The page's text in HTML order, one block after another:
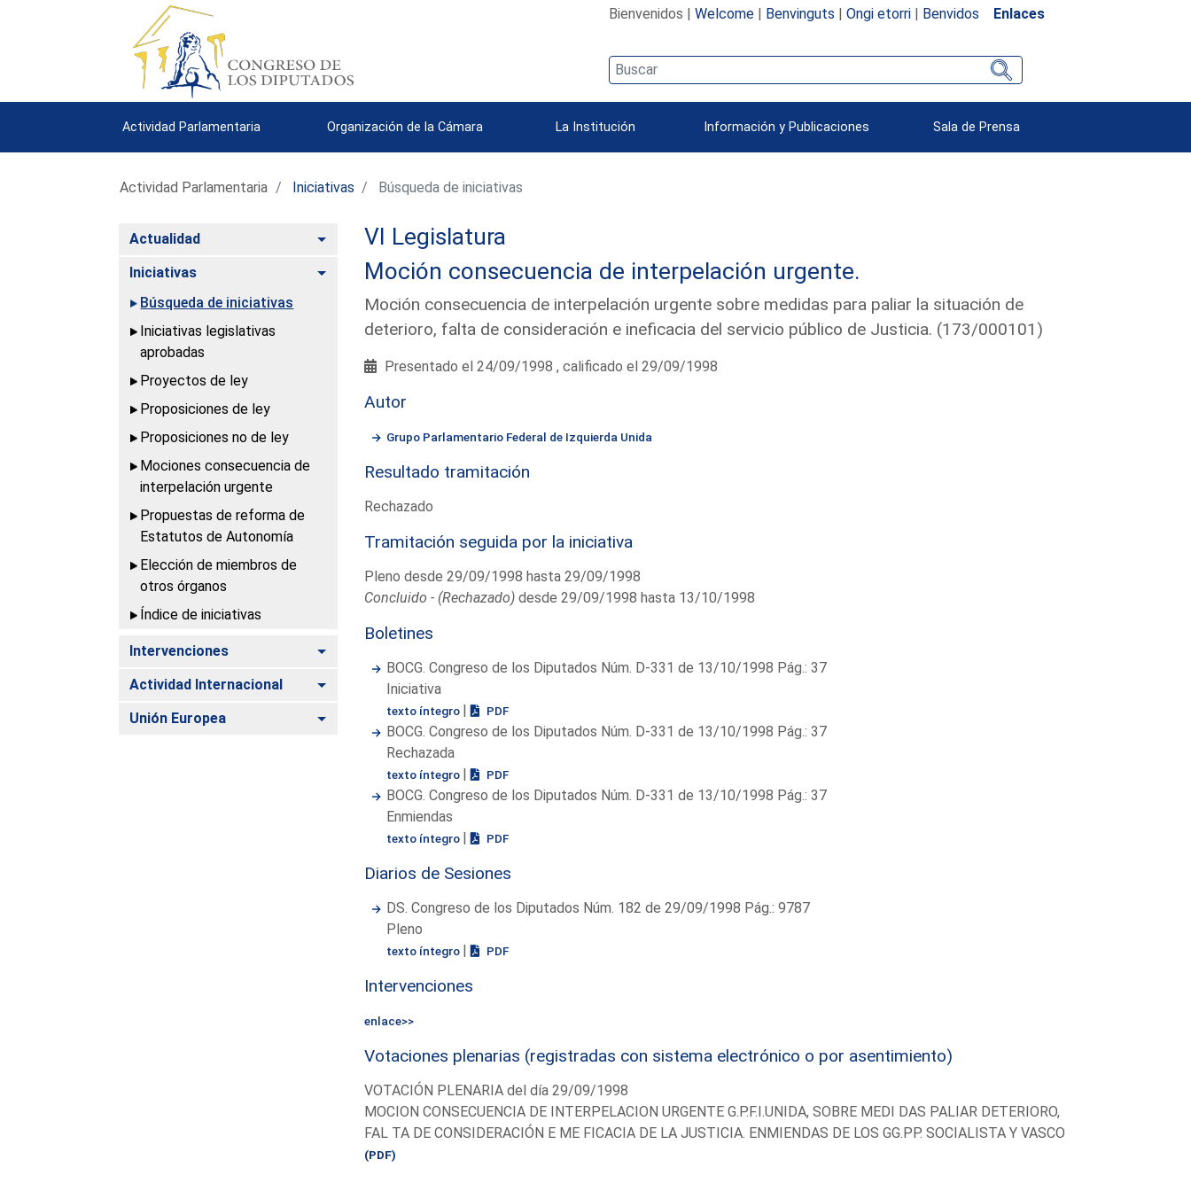
Bienvenidos | Welcome| Benvinguts | Ongi etorri| Benvidos Enlaces
Actividad Parlamentaria Organización de la Cámara La Institución Información y Publicaciones Sala de Prensa
Actividad Parlamentaria Iniciativas Búsqueda de iniciativas
Actualidad Alternar
Iniciativas
Alternar
Búsqueda de iniciativas
Iniciativas legislativas
aprobadas
Proyectos de ley
Proposiciones de ley
Proposiciones no de ley
Mociones consecuencia de
interpelación urgente
Propuestas de reforma de
Estatutos de Autonomía
Elección de miembros de
otros órganos
Índice de iniciativas
Intervenciones Alternar
Actividad Internacional Alternar
Unión Europea Alternar
VI Legislatura
Moción consecuencia de interpelación urgente.
Moción consecuencia de interpelación urgente sobre medidas para paliar la situación de
deterioro, falta de consideración e ineficacia del servicio público de Justicia. (173/000101)
Presentado el 24/09/1998 , calificado el 29/09/1998
Autor
Grupo Parlamentario Federal de Izquierda Unida
Resultado tramitación
Rechazado
Tramitación seguida por la iniciativa
Pleno desde 29/09/1998 hasta 29/09/1998
Concluido - (Rechazado)desde 29/09/1998 hasta 13/10/1998
Boletines
BOCG. Congreso de los Diputados Núm. D-331 de 13/10/1998 Pág.: 37
Iniciativa
texto íntegro | PDF
BOCG. Congreso de los Diputados Núm. D-331 de 13/10/1998 Pág.: 37
Rechazada
texto íntegro | PDF
BOCG. Congreso de los Diputados Núm. D-331 de 13/10/1998 Pág.: 37
Enmiendas
texto íntegro | PDF
Diarios de Sesiones
DS. Congreso de los Diputados Núm. 182 de 29/09/1998 Pág.: 9787
Pleno
texto íntegro | PDF
Intervenciones
enlace>>
Votaciones plenarias (registradas con sistema electrónico o por asentimiento)
VOTACIÓN PLENARIA del día 29/09/1998
MOCION CONSECUENCIA DE INTERPELACION URGENTE G.P.F.I.UNIDA, SOBRE MEDI DAS PALIAR DETERIORO,
FAL TA DE CONSIDERACIÓN E ME FICACIA DE LA JUSTICIA. ENMIENDAS DE LOS GG.PP. SOCIALISTA Y VASCO
(PDF)